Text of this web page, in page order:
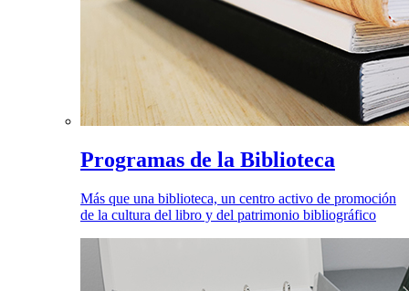
Programas de la Biblioteca
Más que una biblioteca, un centro activo de promoción
de la cultura del libro y del patrimonio bibliográfico